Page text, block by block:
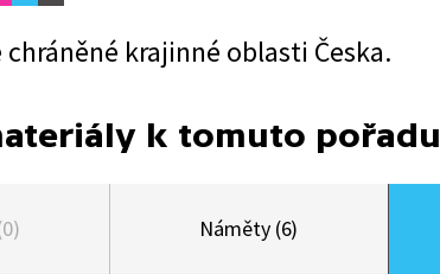
krajinné oblasti Česka.
k tomuto pořadu
Náměty (6)